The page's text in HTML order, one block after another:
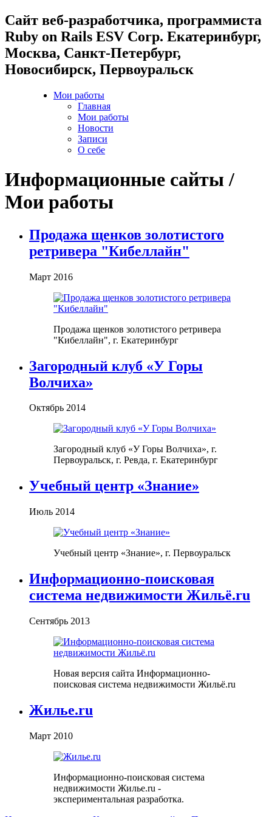
Cайт веб-разработчика, программиста
Ruby on Rails ESV Corp. Екатеринбург,
Москва, Санкт-Петербург,
Новосибирск, Первоуральск
Мои работы
Главная
Мои работы
Новости
Записи
О себе
Информационные сайты /
Мои работы
Продажа щенков золотистого
ретривера "Кибеллайн"
Март 2016
Продажа щенков золотистого ретривера
"Кибеллайн", г. Екатеринбург
Загородный клуб «У Горы
Волчиха»
Октябрь 2014
Загородный клуб «У Горы Волчиха», г.
Первоуральск, г. Ревда, г. Екатеринбург
Учебный центр «Знание»
Июль 2014
Учебный центр «Знание», г. Первоуральск
Информационно-поисковая
система недвижимости Жильё.ru
Сентябрь 2013
Новая версия сайта Информационно-
поисковая система недвижимости Жильё.ru
Жилье.ru
Март 2010
Информационно-поисковая система
недвижимости Жилье.ru -
экспериментальная разработка.